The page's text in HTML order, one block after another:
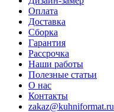
Оплата
Доставка
Сборка
Гарантия
Рассрочка
Наши работы
Полезные статьи
О нас
Контакты
zakaz@kuhniformat.ru